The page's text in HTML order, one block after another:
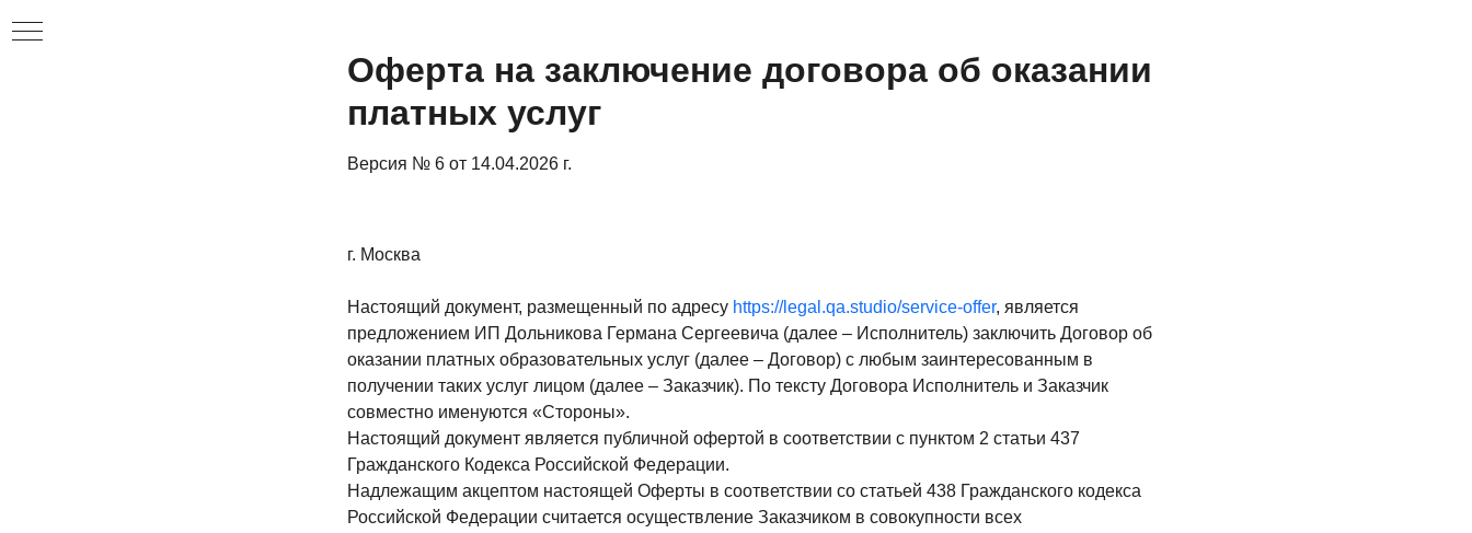
Оферта на заключение договора об оказании
платных услуг
Версия № 6 от 14.04.2026 г.
г. Москва
Настоящий документ, размещенный по адресу https://legal.qa.studio/service-offer, является
предложением ИП Дольникова Германа Сергеевича (далее – Исполнитель) заключить Договор об
оказании платных образовательных услуг (далее – Договор) с любым заинтересованным в
получении таких услуг лицом (далее – Заказчик). По тексту Договора Исполнитель и Заказчик
совместно именуются «Стороны».
Настоящий документ является публичной офертой в соответствии с пунктом 2 статьи 437
Гражданского Кодекса Российской Федерации.
Надлежащим акцептом настоящей Оферты в соответствии со статьей 438 Гражданского кодекса
Российской Федерации считается осуществление Заказчиком в совокупности всех